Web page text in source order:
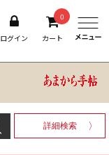
ログイン
0
カート
詳細検索